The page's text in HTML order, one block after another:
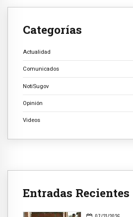
Categorías
Actualidad
Comunicados
NotiSugov
Opinión
Videos
Entradas Recientes